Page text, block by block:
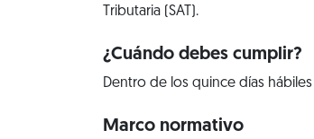
Tributaria (SAT).
¿Cuándo debes cumplir?
Dentro de los quince días
Marco normativo